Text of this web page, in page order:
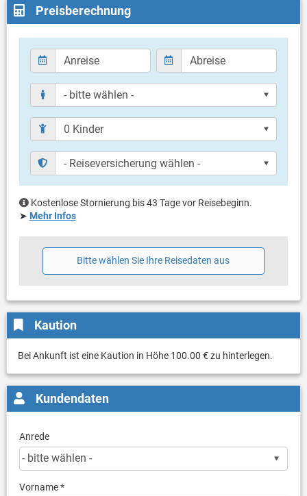
Preisberechnung
Kostenlose Stornierung bis 43 Tage vor Reisebeginn.
➤ Mehr Infos
Bitte wählen Sie Ihre Reisedaten aus
Kaution
Bei Ankunft ist eine Kaution in Höhe 100.00 € zu hinterlegen.
Kundendaten
Anrede
Vorname *